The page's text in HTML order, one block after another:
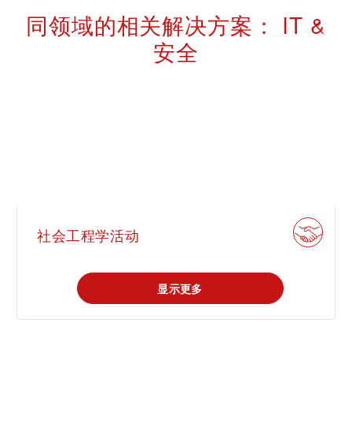
同领域的相关解决方案： IT &
安全
社会工程学活动
显示更多